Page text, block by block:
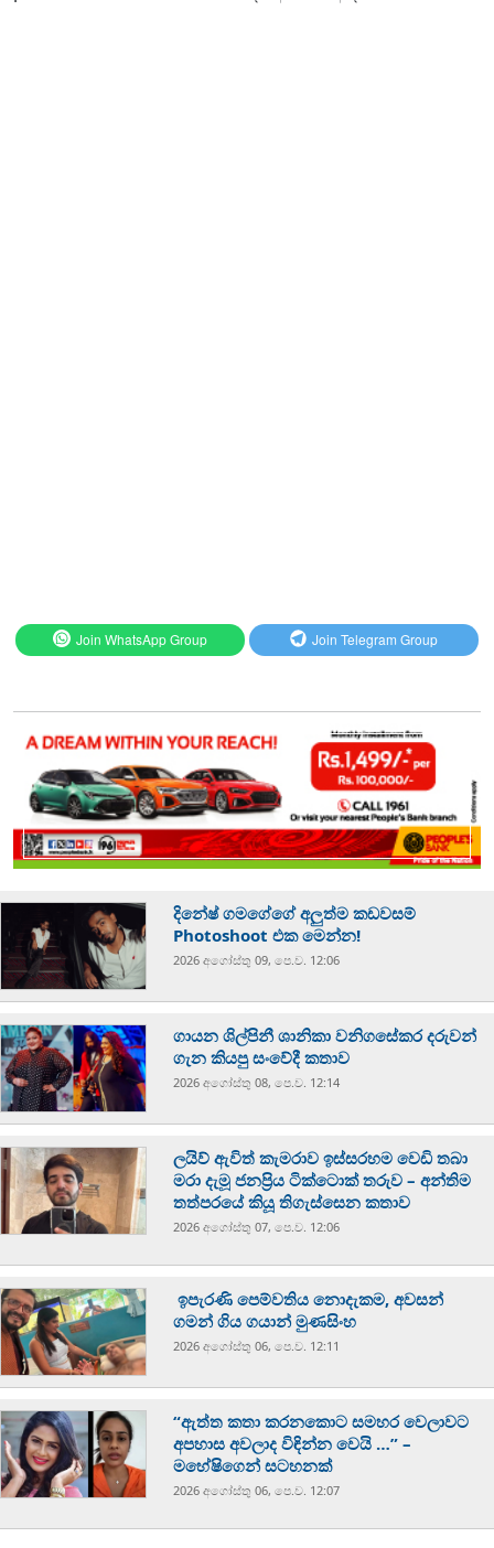
Join WhatsApp Group Join Telegram Group
දිනේෂ් ගමගේගේ අලුත්ම කඩවසම්
Photoshoot එක මෙන්න!
2026 අගෝස්‍තු 09, පෙ.ව. 12:06
ගායන ශිල්පිනී ශානිකා වනිගසේකර දරුවන්
ගැන කියපු සංවේදී කතාව
2026 අගෝස්‍තු 08, පෙ.ව. 12:14
ලයිව් ඇවිත් කැමරාව ඉස්සරහම වෙඩි තබා
මරා දැමූ ජනප්‍රිය ටික්ටොක් තරුව – අන්තිම
තත්පරයේ කියූ තිගැස්සෙන කතාව
2026 අගෝස්‍තු 07, පෙ.ව. 12:06
ඉපැරණි පෙම්වතිය නොදැකම, අවසන්
ගමන් ගිය ගයාන් මුණසිංහ
2026 අගෝස්‍තු 06, පෙ.ව. 12:11
“ඇත්ත කතා කරනකොට සමහර වෙලාවට
අපහාස අවලාද විඳින්න වෙයි …” –
මහේෂිගෙන් සටහනක්
2026 අගෝස්‍තු 06, පෙ.ව. 12:07